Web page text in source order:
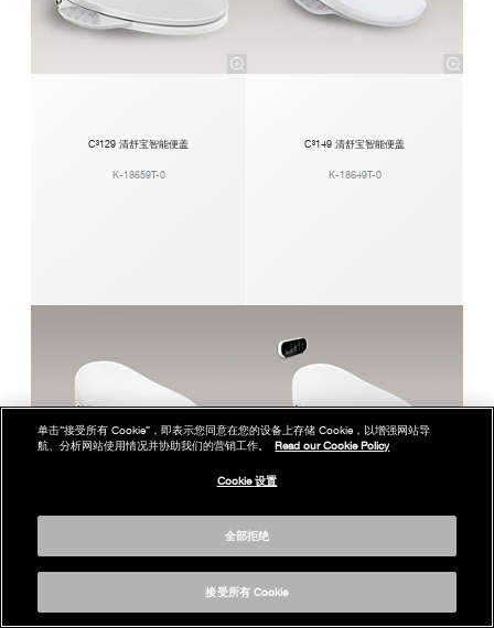
C³129 清舒宝智能便盖
K-18659T-0
C³149 清舒宝智能便盖
K-18649T-0
单击“接受所有 Cookie”，即表示您同意在您的设备上存储 Cookie，以增强网站导
航、分析网站使用情况并协助我们的营销工作。
Read our Cookie Policy
Cookie 设置
全部拒绝
接受所有 Cookie